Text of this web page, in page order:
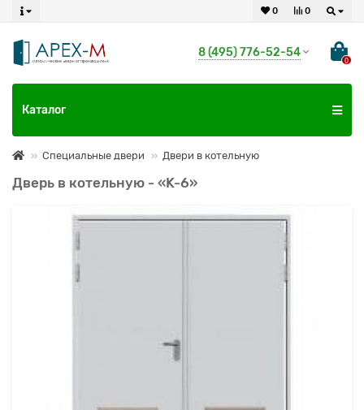
0
0
8 (495) 776-52-54
0
Каталог
Специальные двери Двери в котельную
Дверь в котельную - «K-6»